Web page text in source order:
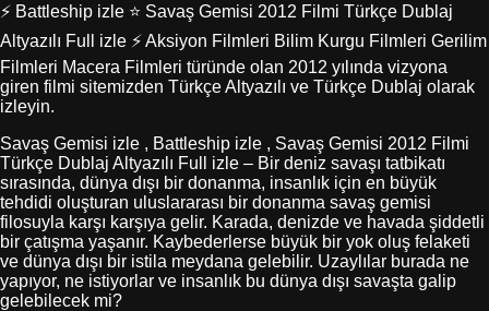
⚡ Battleship izle ⭐ Savaş Gemisi 2012 Filmi Türkçe Dublaj
Altyazılı Full izle ⚡ Aksiyon Filmleri Bilim Kurgu Filmleri Gerilim
Filmleri Macera Filmleri türünde olan 2012 yılında vizyona
giren filmi sitemizden Türkçe Altyazılı ve Türkçe Dublaj olarak
izleyin.
Savaş Gemisi izle , Battleship izle , Savaş Gemisi 2012 Filmi
Türkçe Dublaj Altyazılı Full izle – Bir deniz savaşı tatbikatı
sırasında, dünya dışı bir donanma, insanlık için en büyük
tehdidi oluşturan uluslararası bir donanma savaş gemisi
filosuyla karşı karşıya gelir. Karada, denizde ve havada şiddetli
bir çatışma yaşanır. Kaybederlerse büyük bir yok oluş felaketi
ve dünya dışı bir istila meydana gelebilir. Uzaylılar burada ne
yapıyor, ne istiyorlar ve insanlık bu dünya dışı savaşta galip
gelebilecek mi?